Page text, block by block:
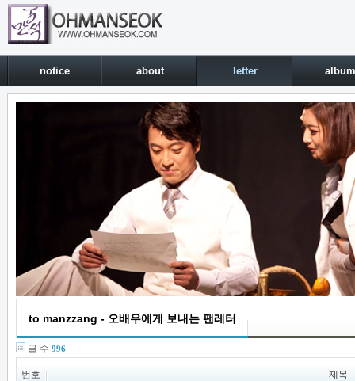
notice about letter album
to manzzang - 오배우에게 보내는 팬레터
글 수 996
번호 제목